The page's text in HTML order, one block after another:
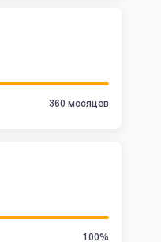
360 месяцев
100%